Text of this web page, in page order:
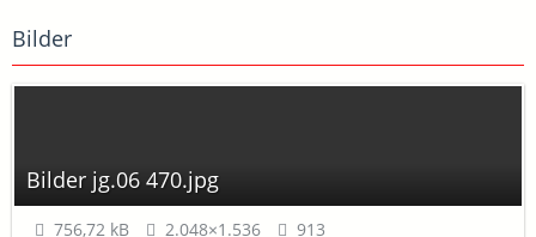
Bilder
Bilder jg.06 470.jpg
756,72 kB 2.048×1.536 913